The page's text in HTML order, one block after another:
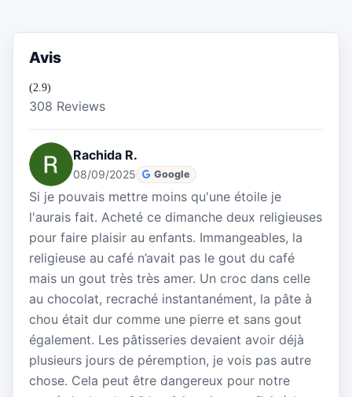
Avis
(2.9)
308 Reviews
Rachida R.
08/09/2025 Google
Si je pouvais mettre moins qu'une étoile je
l'aurais fait. Acheté ce dimanche deux religieuses
pour faire plaisir au enfants. Immangeables, la
religieuse au café n’avait pas le gout du café
mais un gout très très amer. Un croc dans celle
au chocolat, recraché instantanément, la pâte à
chou était dur comme une pierre et sans gout
également. Les pâtisseries devaient avoir déjà
plusieurs jours de péremption, je vois pas autre
chose. Cela peut être dangereux pour notre